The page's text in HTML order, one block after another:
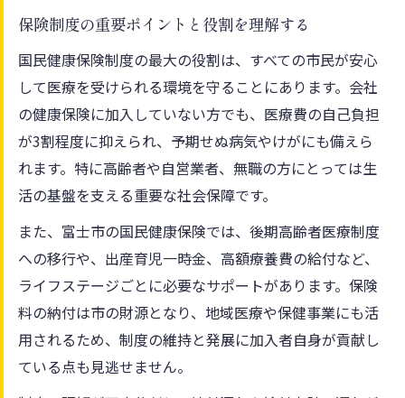
保険制度の重要ポイントと役割を理解する
国民健康保険制度の最大の役割は、すべての市民が安心
して医療を受けられる環境を守ることにあります。会社
の健康保険に加入していない方でも、医療費の自己負担
が3割程度に抑えられ、予期せぬ病気やけがにも備えら
れます。特に高齢者や自営業者、無職の方にとっては生
活の基盤を支える重要な社会保障です。
また、富士市の国民健康保険では、後期高齢者医療制度
への移行や、出産育児一時金、高額療養費の給付など、
ライフステージごとに必要なサポートがあります。保険
料の納付は市の財源となり、地域医療や保健事業にも活
用されるため、制度の維持と発展に加入者自身が貢献し
ている点も見逃せません。